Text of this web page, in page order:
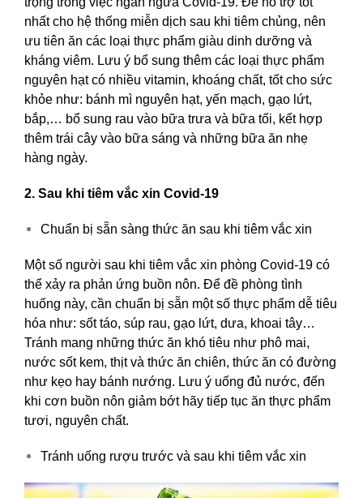
nhất cho hệ thống miễn dịch sau khi tiêm chủng, nên
ưu tiên ăn các loại thực phẩm giàu dinh dưỡng và
kháng viêm. Lưu ý bổ sung thêm các loại thực phẩm
nguyên hạt có nhiều vitamin, khoáng chất, tốt cho sức
khỏe như: bánh mì nguyên hạt, yến mạch, gạo lứt,
bắp,… bổ sung rau vào bữa trưa và bữa tối, kết hợp
thêm trái cây vào bữa sáng và những bữa ăn nhẹ
hàng ngày.
2. Sau khi tiêm vắc xin Covid-19
Chuẩn bị sẵn sàng thức ăn sau khi tiêm vắc xin
Một số người sau khi tiêm vắc xin phòng Covid-19 có
thể xảy ra phản ứng buồn nôn. Để đề phòng tình
huống này, cần chuẩn bị sẵn một số thực phẩm dễ tiêu
hóa như: sốt táo, súp rau, gạo lứt, dưa, khoai tây…
Tránh mang những thức ăn khó tiêu như phô mai,
nước sốt kem, thịt và thức ăn chiên, thức ăn có đường
như kẹo hay bánh nướng. Lưu ý uống đủ nước, đến
khi cơn buồn nôn giảm bớt hãy tiếp tục ăn thực phẩm
tươi, nguyên chất.
Tránh uống rượu trước và sau khi tiêm vắc xin